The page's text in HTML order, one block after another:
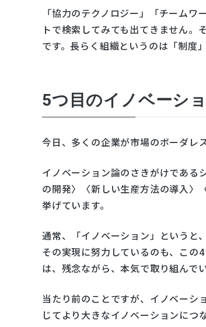
「協力のテクノロジー」「チーム
トで検索してみても出てきません
です。長らく組織というのは「制度
5つ目のイノベーショ
今日、多くの企業が市場のボーダレ
イノベーション論のさきがけである
の開発〉〈新しい生産方法の導入〉
挙げています。
通常、「イノベーション」というと
その実現に努力しているのも、この
は、残念ながら、本気で取り組んで
当たり前のことですが、イノベーシ
じてより大きなイノベーションにつ